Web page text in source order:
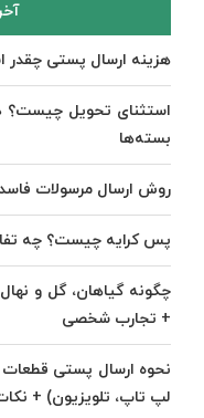
هزینه ارسال پستی چقدر
استثنای تحویل چیست؟
بسته‌ها
روش ارسال مرسولات
پس کرایه چیست؟ چه
چگونه گیاهان، گل و
+ تجارب شخصی
نحوه ارسال پستی قطعات
لپ تاپ، تلویزیون) +